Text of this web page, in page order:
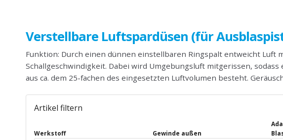
Verstellbare Luftspardüsen (für
Funktion: Durch einen dünnen einstellbaren Ringspalt entweicht Luft
Schallgeschwindigkeit. Dabei wird Umgebungsluft mitgerissen,
aus ca. dem 25-fachen des eingesetzten Luftvolumen besteht.
Artikel filtern
Werkstoff Gewinde außen